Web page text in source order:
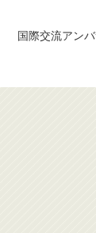
国際交流アン